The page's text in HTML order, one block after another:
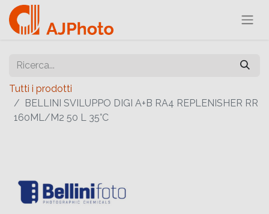
Tutti i prodotti
BELLINI SVILUPPO DIGI A+B RA4 REPLENISHER RR
160ML/M2 50 L 35°C